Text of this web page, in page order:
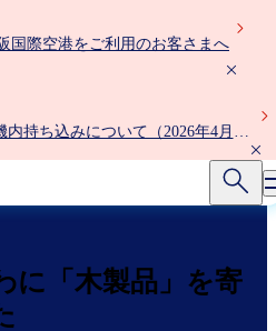
国際空港をご利用のお客さまへ
持ち込みについて（2026年4月24
に「木製品」を寄